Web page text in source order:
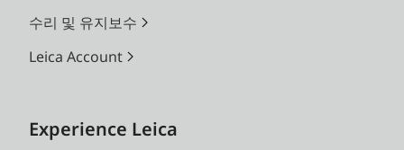
수리 및 유지보수
Leica Account
Experience Leica